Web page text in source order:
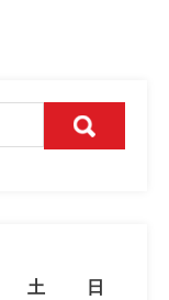
土
日